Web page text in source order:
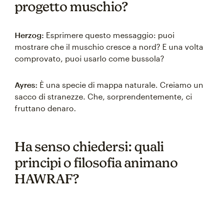
progetto muschio?
Herzog: Esprimere questo messaggio: puoi
mostrare che il muschio cresce a nord? E una volta
comprovato, puoi usarlo come bussola?
Ayres: È una specie di mappa naturale. Creiamo un
sacco di stranezze. Che, sorprendentemente, ci
fruttano denaro.
Ha senso chiedersi: quali
principi o filosofia animano
HAWRAF?